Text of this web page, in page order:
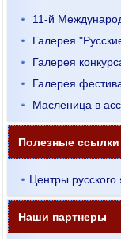
11-й
Галерея
Галерея
Галерея
Масленица в
Полезные ссылки
Центры
Наши партнеры